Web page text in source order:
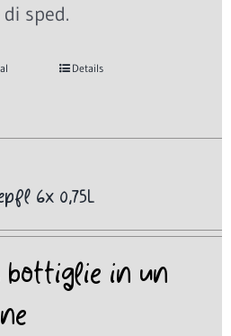
sped.
Details
6x 0,75L
bottiglie in un